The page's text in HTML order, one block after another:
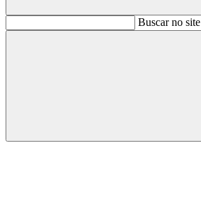
BuscarBuscar no site
Buscar